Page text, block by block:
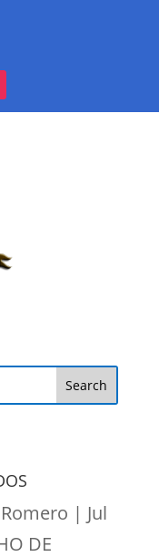
| Jul
DE